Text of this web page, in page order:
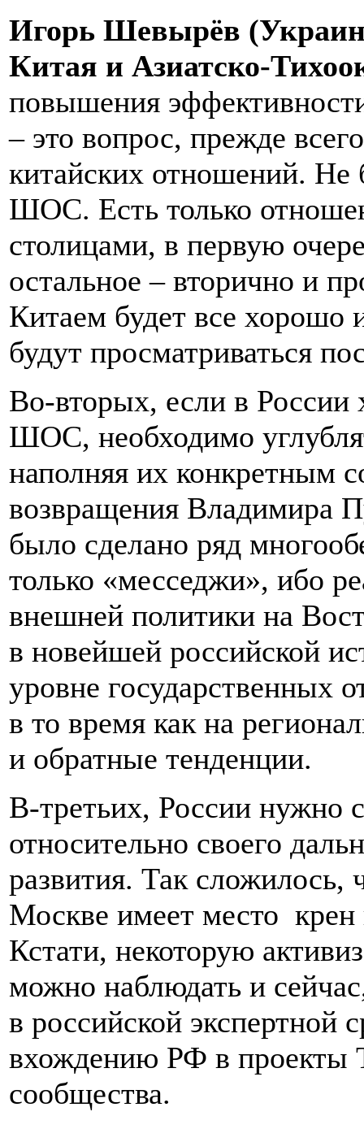
Игорь Шевырёв
Китая и Азиатско-
повышения
– это вопрос, прежде
китайских отношений. Не
ШОС. Есть только
столицами, в первую
остальное – вторично и
Китаем будет все
будут просматриваться
Во-вторых, если в России
ШОС, необходимо
наполняя их конкретным
возвращения Владимира
было сделано ряд
только «месседжи», ибо
внешней политики на
в новейшей российской
уровне государственных
в то время как на
и обратные тенденции.
В-третьих, России нужно
относительно своего
развития. Так
Москве имеет место крен
Кстати, некоторую
можно наблюдать и
в российской экспертной
вхождению РФ в проекты
сообщества.